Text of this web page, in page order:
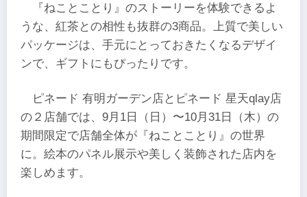
『ねことことり』のストーリーを体験できるよ
うな、紅茶との相性も抜群の3商品。上質で美しい
パッケージは、手元にとっておきたくなるデザイ
ンで、ギフトにもぴったりです。
ピネード 有明ガーデン店とピネード 星天qlay店
の２店舗では、9月1日（日）〜10月31日（木）の
期間限定で店舗全体が『ねことことり』の世界
に。絵本のパネル展示や美しく装飾された店内を
楽しめます。